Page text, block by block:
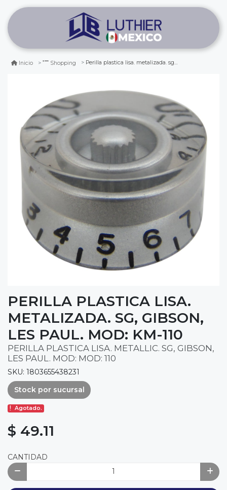
Inicio Shopping Perilla plastica lisa. metalizada. sg, gibson, les paul. mod: km-110
PERILLA PLASTICA LISA.
METALIZADA. SG, GIBSON,
LES PAUL. MOD: KM-110
PERILLA PLASTICA LISA. METALLIC. SG, GIBSON,
LES PAUL. MOD: MOD: 110
SKU: 1803655438231
Stock por sucursal
Agotado.
$ 49.11
CANTIDAD